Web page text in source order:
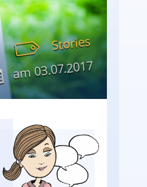
Stories
am03.07.2017